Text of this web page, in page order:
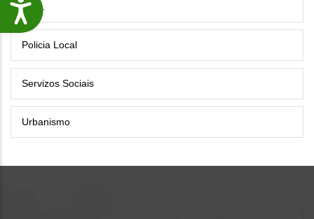
Accesibilidade
P.I.C.
Policia Local
Servizos Sociais
Urbanismo